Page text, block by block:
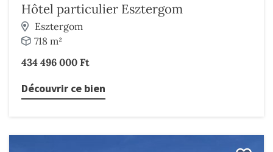
Hôtel particulier Esztergom
Esztergom
718 m²
434 496 000 Ft
Découvrir ce bien